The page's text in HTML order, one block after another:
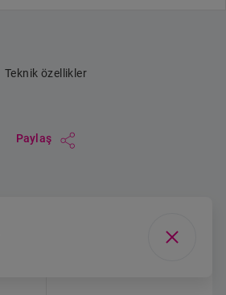
Teknik özellikler
Paylaş